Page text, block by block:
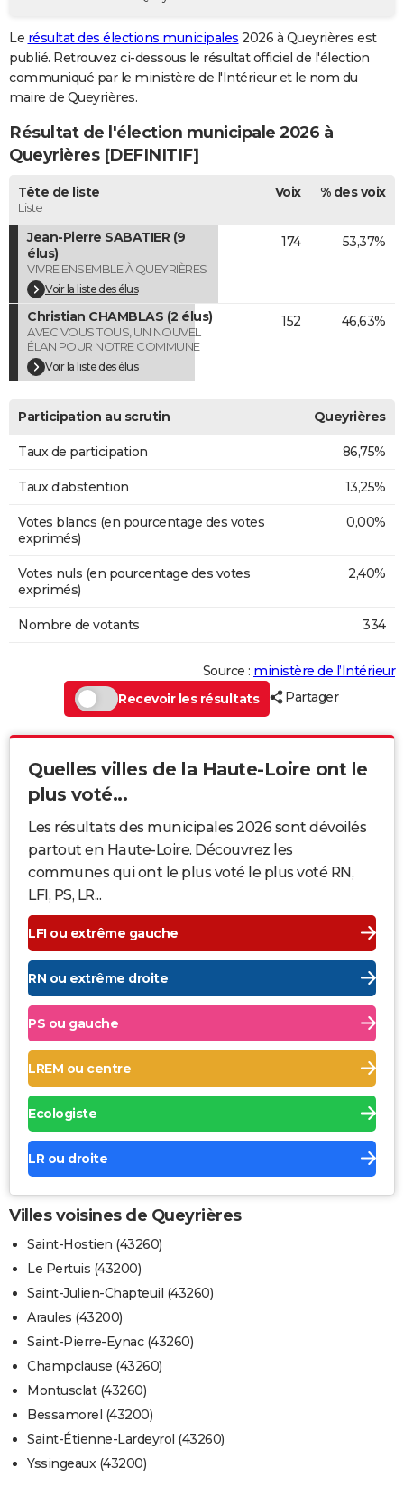
GUIDES D'ACHAT
BONS PLANS
CARTE DE VOEUX
Carte de Noël
Carte Bonne année
Carte Saint-Valentin
Carte Pâques
Carte d'anniversaire
DICTIONNAIRE
Dictionnaire
Biographies
Citations
Expressions
Proverbes
PROGRAMME TV
COPAINS D'AVANT
S'inscrire
Se connecter
Lycées
Collèges
Primaires
Universités
Entreprises
Service militaire
Avis de recherche
AVIS DE DÉCÈS
FORUM
Bricolage
Lifestyle
Culture
Sport
Auto
Television
Voyage
Cinema
Le résultat des élections municipales 2026 à Queyrières est
publié. Retrouvez ci-dessous le résultat officiel de l'élection
communiqué par le ministère de l'Intérieur et le nom du
maire de Queyrières.
Résultat de l'élection municipale 2026 à
Queyrières [DEFINITIF]
Tête de liste
Liste
Voix % des voix
Jean-Pierre SABATIER (9
élus)
VIVRE ENSEMBLE À QUEYRIÈRES
Voir la liste des élus
174 53,37%
Christian CHAMBLAS (2 élus)
AVEC VOUS TOUS, UN NOUVEL
ÉLAN POUR NOTRE COMMUNE
Voir la liste des élus
152 46,63%
Participation au scrutin Queyrières
Taux de participation 86,75%
Taux d'abstention 13,25%
Votes blancs (en pourcentage des votes
exprimés)
0,00%
Votes nuls (en pourcentage des votes
exprimés)
2,40%
Nombre de votants 334
Source : ministère de l’Intérieur
Recevoir les résultats
Partager
Quelles villes de la Haute-Loire ont le
plus voté...
Les résultats des municipales 2026 sont dévoilés
partout en Haute-Loire. Découvrez les
communes qui ont le plus voté le plus voté RN,
LFI, PS, LR...
LFI ou extrême gauche
RN ou extrême droite
PS ou gauche
LREM ou centre
Ecologiste
LR ou droite
Villes voisines de Queyrières
Saint-Hostien (43260)
Le Pertuis (43200)
Saint-Julien-Chapteuil (43260)
Araules (43200)
Saint-Pierre-Eynac (43260)
Champclause (43260)
Montusclat (43260)
Bessamorel (43200)
Saint-Étienne-Lardeyrol (43260)
Yssingeaux (43200)